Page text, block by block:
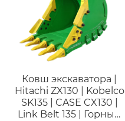
Ковш экскаватора |
Hitachi ZX130 | Kobelco
SK135 | CASE CX130 |
Link Belt 135 | Горный